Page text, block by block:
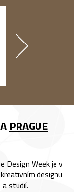
PRAGUE
Design Week je v
designu
studií.